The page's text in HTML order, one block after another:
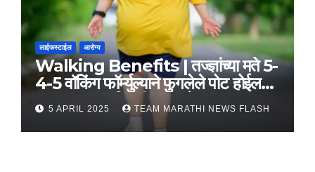
लाईफस्टाईल आरोग्य
Walking Benefits | तज्ज्ञांच्या मते 5-
4-5 वॉकिंग फॉर्म्युल्याने फुगलेले पोट होईल
लवकर सपाट, मिळतील फायदे
5 APRIL 2025 TEAM MARATHI NEWS FLASH